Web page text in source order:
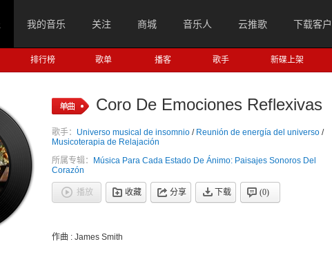
我的音乐 关注 商城 音乐人 云推歌 下载客
排行榜 歌单 播客 歌手 新碟上架